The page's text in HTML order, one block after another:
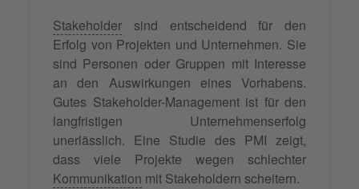
Stakeholder sind entscheidend für den
Erfolg von Projekten und Unternehmen. Sie
sind Personen oder Gruppen mit Interesse
an den Auswirkungen eines Vorhabens.
Gutes Stakeholder-Management ist für den
langfristigen Unternehmenserfolg
unerlässlich. Eine Studie des PMI zeigt,
dass viele Projekte wegen schlechter
Kommunikation mit Stakeholdern scheitern.